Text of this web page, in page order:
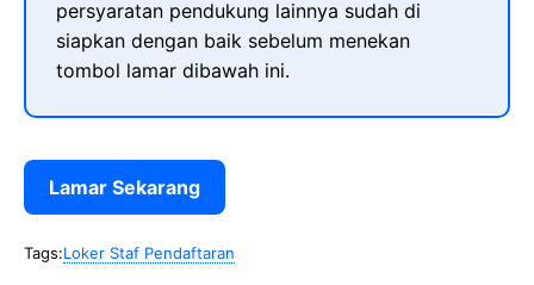
persyaratan pendukung lainnya sudah di
siapkan dengan baik sebelum menekan
tombol lamar dibawah ini.
Lamar Sekarang
Tags:Loker Staf Pendaftaran